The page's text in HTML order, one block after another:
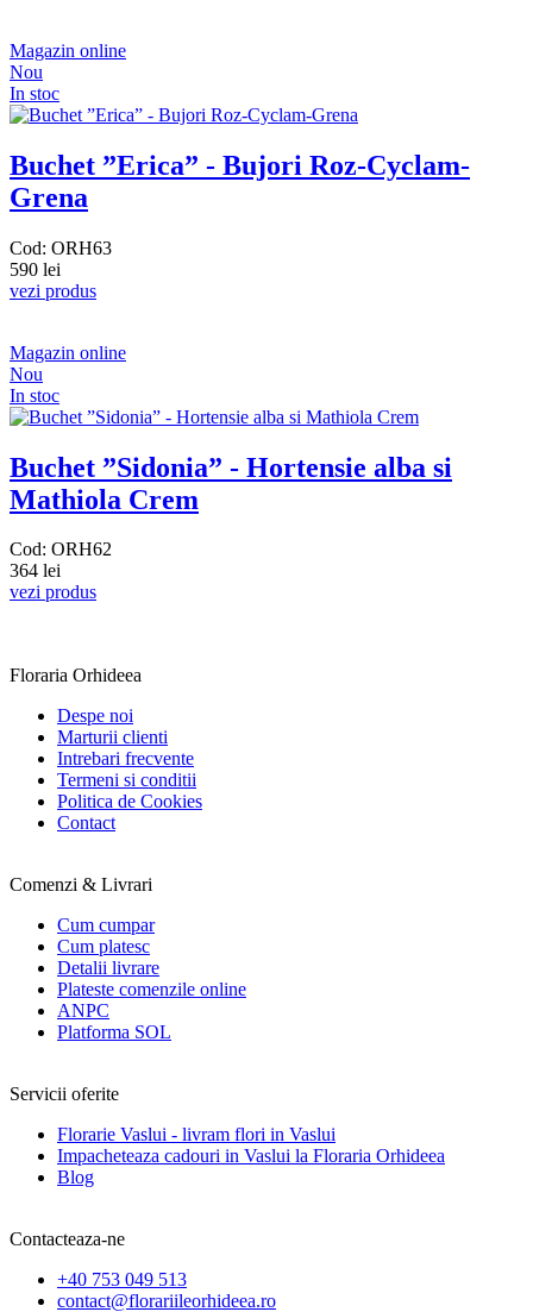
Magazin online
Nou
In stoc
Buchet ”Erica” - Bujori Roz-Cyclam-
Grena
Cod: ORH63
590 lei
vezi produs
Magazin online
Nou
In stoc
Buchet ”Sidonia” - Hortensie alba si
Mathiola Crem
Cod: ORH62
364 lei
vezi produs
Floraria Orhideea
Despe noi
Marturii clienti
Intrebari frecvente
Termeni si conditii
Politica de Cookies
Contact
Comenzi & Livrari
Cum cumpar
Cum platesc
Detalii livrare
Plateste comenzile online
ANPC
Platforma SOL
Servicii oferite
Florarie Vaslui - livram flori in Vaslui
Impacheteaza cadouri in Vaslui la Floraria Orhideea
Blog
Contacteaza-ne
+40 753 049 513
contact@florariileorhideea.ro